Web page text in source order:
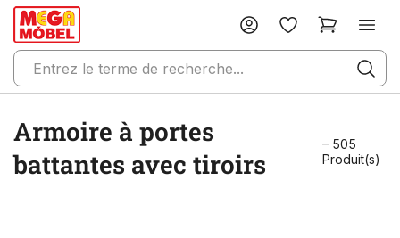
Armoire à portes
battantes avec tiroirs
– 505
Produit(s)